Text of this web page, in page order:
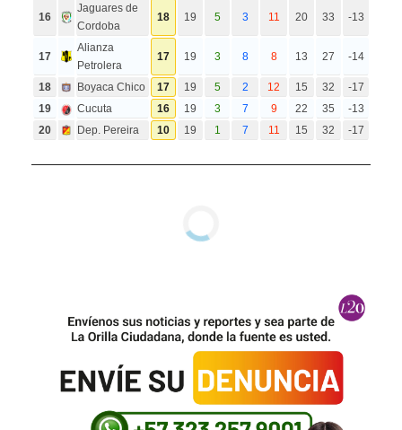
16
Jaguares de
Cordoba
18 19 5 3 11 20 33 -13
17
Alianza
Petrolera
17 19 3 8 8 13 27 -14
18 Boyaca Chico 17 19 5 2 12 15 32
-17
19
Cucuta 16 19 3 7 9 22 35
-13
20
Dep. Pereira 10 19 1 7 11 15 32 -17